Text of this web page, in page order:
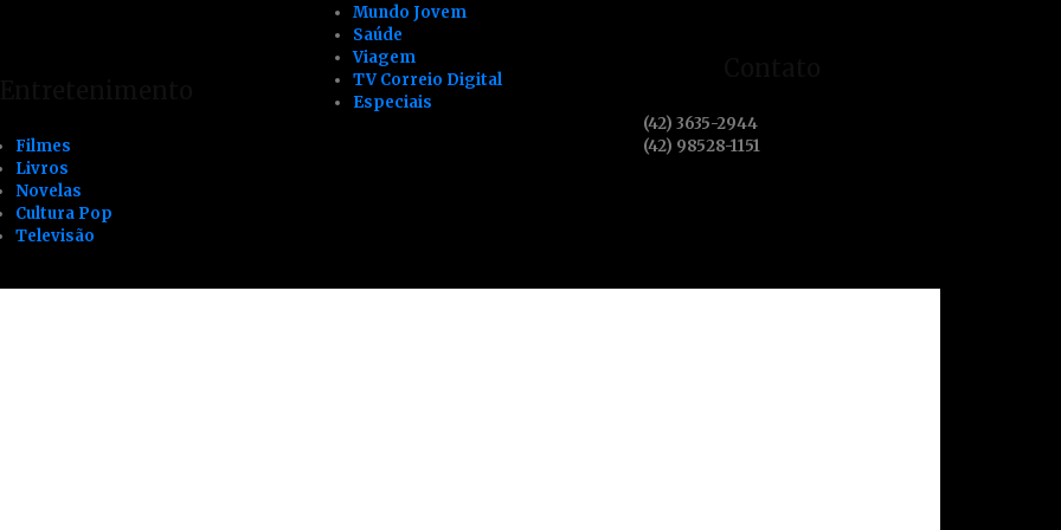
Filmes
Livros
Novelas
Cultura Pop
Televisão
Mundo Jovem
Saúde
Viagem
TV Correio Digital
Especiais
(42) 3635-2944
(42) 98528-1151